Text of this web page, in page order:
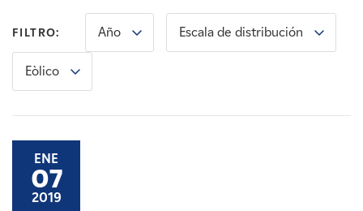
Noticias
Contacte con
FILTRO: Año Escala de distribución
Eòlico
ENE
07
2019